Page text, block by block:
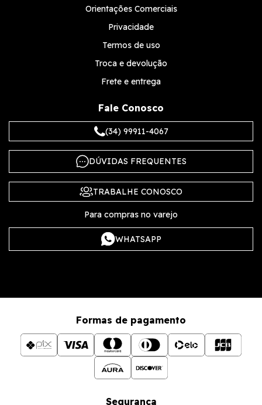
Orientações Comerciais
Privacidade
Termos de uso
Troca e devolução
Frete e entrega
Fale Conosco
(34) 99911-4067
DÚVIDAS FREQUENTES
TRABALHE CONOSCO
Para compras no varejo
WHATSAPP
Formas de pagamento
Segurança